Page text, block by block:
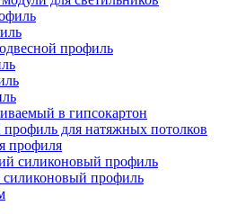
профиль
в гипсокартон
для натяжных потолков
профиля
профиль